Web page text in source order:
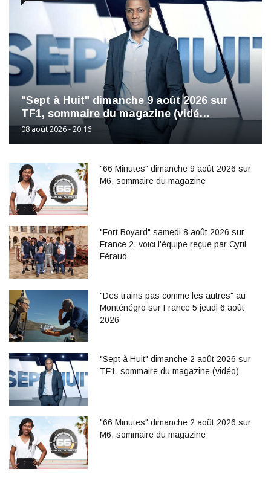
"Sept à Huit" dimanche 9 août 2026 sur
TF1, sommaire du magazine (vidé…
08 août 2026 - 20:16
"66 Minutes" dimanche 9 août 2026 sur
M6, sommaire du magazine
"Fort Boyard" samedi 8 août 2026 sur
France 2, voici l'équipe reçue par Cyril
Féraud
"Des trains pas comme les autres" au
Monténégro sur France 5 jeudi 6 août
2026
"Sept à Huit" dimanche 2 août 2026 sur
TF1, sommaire du magazine (vidéo)
"66 Minutes" dimanche 2 août 2026 sur
M6, sommaire du magazine